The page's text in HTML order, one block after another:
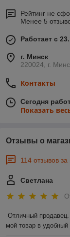
Рейтинг не
Менее 5
Работает с
г. Минск
220024, г.
Контакты
Сегодня
Показать
Отзывы о
114 отзывов
Светлана
Отличный продавец.
мой товар в